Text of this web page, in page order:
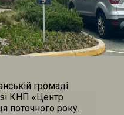
громаді
КНП «Центр
поточного року.